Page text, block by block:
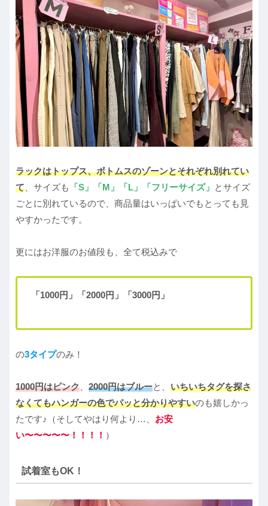
ラックはトップス、ボトムスのゾーンとそれぞれ別れてい
て 、サイズも 「S」「M」「L」「フリーサイズ」 とサイズ
ごとに別れているので、商品量はいっぱいでもとっても見
やすかったです。
更にはお洋服のお値段も、全て税込みで
「1000円」「2000円」「3000円」
の3タイプのみ！
1000円はピンク 2000円はブルーと、 いちいちタグを探さ
なくてもハンガーの色でパッと分かりやすいのも嬉しかっ
たです♪（そしてやはり何より…、 お安
い〜〜〜〜〜！！！！ ）
試着室もOK！